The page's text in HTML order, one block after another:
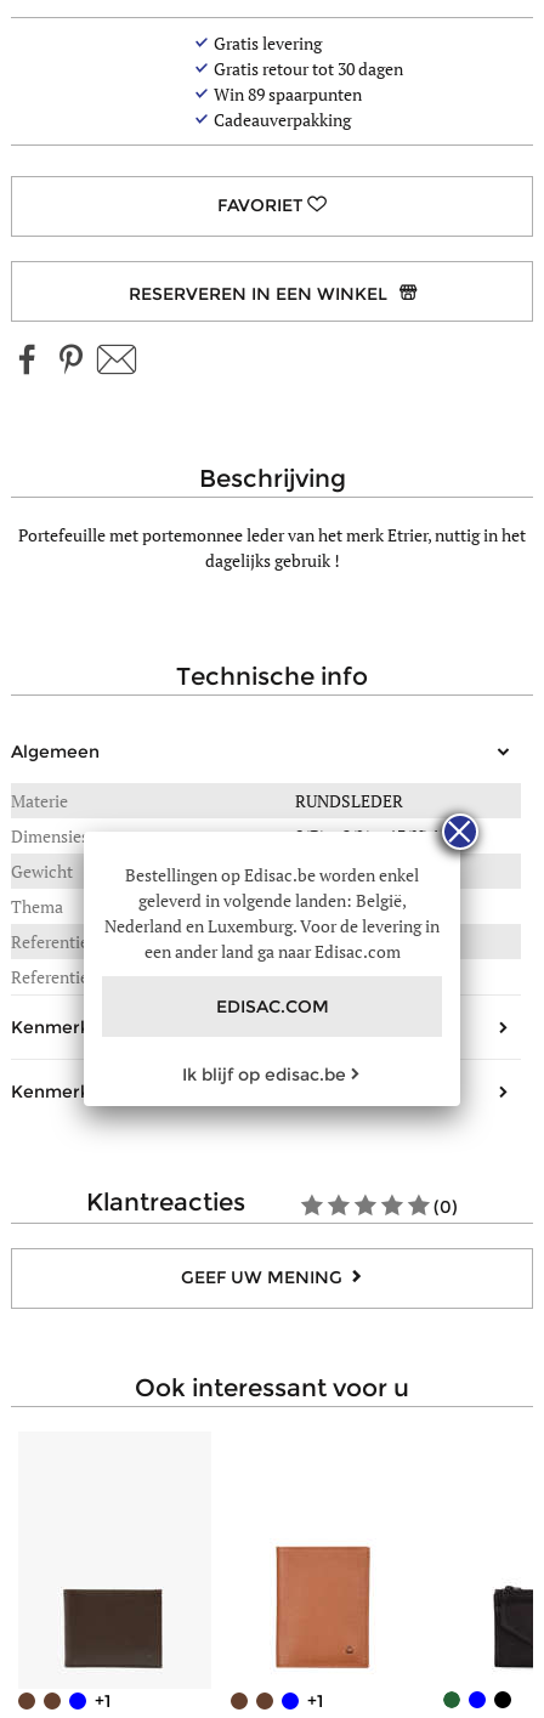
Gratis levering
Gratis retour tot 30 dagen
Win89spaarpunten
Cadeauverpakking
RESERVEREN IN EEN WINKEL
beschrijving
Portefeuille met portemonnee leder van het merk Etrier, nuttig in het
dagelijks gebruik !
technische info
Algemeen
Materie
RUNDSLEDER
Dimensies
9(B) x 2(L) x 13(H) in cm
Gewicht
0,100 kg
Thema
Madras
Referentie :
080-0EMAD619
Referentie fabrikant
Kenmerken buitenkant
Drukknopje
Kenmerken binnenkant
Aantal compartimenten voor
6
Aantal compartimenten voor
1
klantreacties (0)
GEEF UW MENING
ook interessant voor u
+1 +1
Bestellingen op Edisac.be worden enkel
geleverd in volgende landen: België,
Nederland en Luxemburg. Voor de levering in
een ander land ga naar Edisac.com
EDISAC.COM
Ik blijf op edisac.be